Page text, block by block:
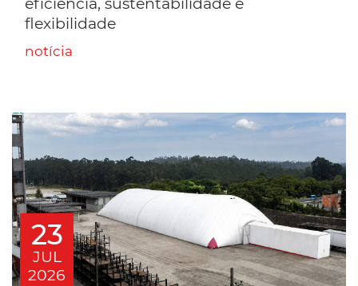
eficiência, sustentabilidade e
flexibilidade
notícia
23
JUL
2026